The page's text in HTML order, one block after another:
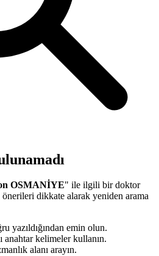
OSMANİYE" ile ilgili bir doktor
önerileri dikkate alarak yeniden arama
yazıldığından emin olun.
anahtar kelimeler kullanın.
alanı arayın.